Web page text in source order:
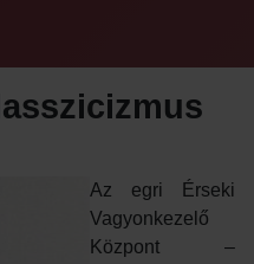
Az egri Érseki
Vagyonkezelő
Központ –